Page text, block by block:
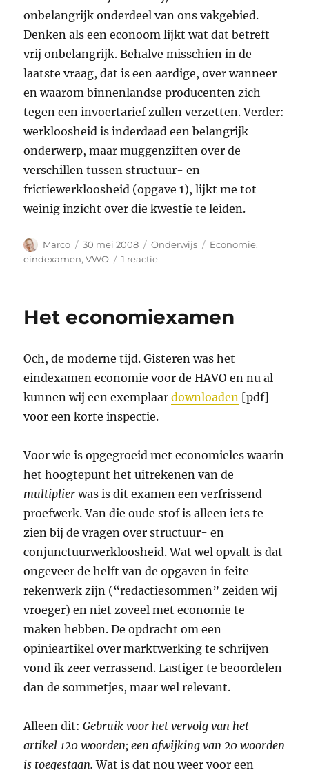
onbelangrijk onderdeel van ons vakgebied.
Denken als een econoom lijkt wat dat betreft
vrij onbelangrijk. Behalve misschien in de
laatste vraag, dat is een aardige, over wanneer
en waarom binnenlandse producenten zich
tegen een invoertarief zullen verzetten. Verder:
werkloosheid is inderdaad een belangrijk
onderwerp, maar muggenziften over de
verschillen tussen structuur- en
frictiewerkloosheid (opgave 1), lijkt me tot
weinig inzicht over die kwestie te leiden.
Auteur
Marco
Geplaatst
op
30 mei 2008 Categorieën
Onderwijs Tags
Economie,
eindexamen,VWO 1 reactieop
Het economiexamen
Och, de moderne tijd. Gisteren was het
eindexamen economie voor de HAVO en nu al
kunnen wij een exemplaardownloaden [pdf]
voor een korte inspectie.
Voor wie is opgegroeid met economieles waarin
het hoogtepunt het uitrekenen van de
multiplier was is dit examen een verfrissend
proefwerk. Van die oude stof is alleen iets te
zien bij de vragen over structuur- en
conjunctuurwerkloosheid. Wat wel opvalt is dat
ongeveer de helft van de opgaven in feite
rekenwerk zijn (“redactiesommen” zeiden wij
vroeger) en niet zoveel met economie te
maken hebben. De opdracht om een
opinieartikel over marktwerking te schrijven
vond ik zeer verrassend. Lastiger te beoordelen
dan de sommetjes, maar wel relevant.
Alleen dit:Gebruik voor het vervolg van het
artikel 120 woorden; een afwijking van 20 woorden
is toegestaan. Wat is dat nou weer voor een